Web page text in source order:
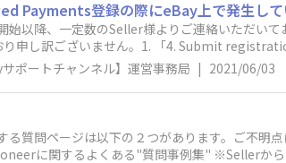
方法２＞改めてManaged Paymentsの（“No,
かけたアカウントに使用したメールアドレス
を進めてください。
を確認する方法＞→eBayにログイン後、Seller
おります。（＝出品制限はかかりません。）※
了画面ではないということです。これらの画
"successfully registered"の文言が表示されてい
の登録ステータスの確認方法をお伝えしま
Payments登録の際にeBay上で発生して
以降、一定数のSeller様よりご連絡いただい
り申し訳ございません。1. 「4. Submit
承認作業進行中」のメールを受信している場
ておりますが、エラーとは無関係で以下で解
profiles 再度SyncされるeBayとPayoneerの情
けます。2. カードの有効性の確認。 ※VISA・
We couldn't verify this card. Please select a
エラーであることが確認されておりますが、
サポートチャンネル】運営事務局 | 2021/06/03
質問ページは以下の２つがあります。ご不明
に関するよくある"質問事例集" ※Sellerから